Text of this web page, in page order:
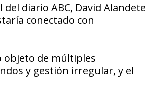
diario ABC, David Alandete
conectado con
objeto de múltiples
y gestión irregular, y el